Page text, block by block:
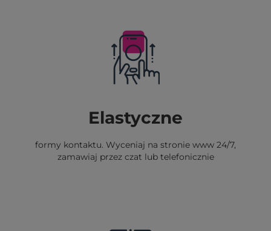
Elastyczne
formy kontaktu. Wyceniaj na stronie www 24/7,
zamawiaj przez czat lub telefonicznie